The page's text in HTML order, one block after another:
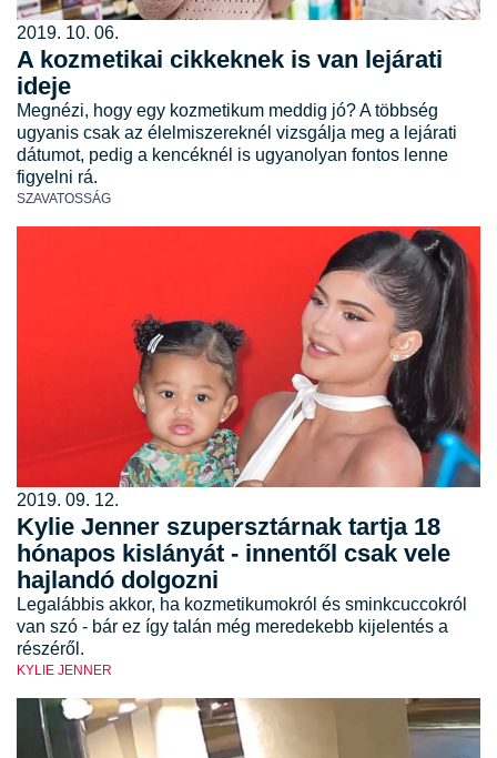
2019. 10. 06.
A kozmetikai cikkeknek is van lejárati
ideje
Megnézi, hogy egy kozmetikum meddig jó? A többség
ugyanis csak az élelmiszereknél vizsgálja meg a lejárati
dátumot, pedig a kencéknél is ugyanolyan fontos lenne
figyel­ni rá.
SZAVATOSSÁG
2019. 09. 12.
Kylie Jenner szupersztárnak tartja 18
hónapos kislányát - innentől csak vele
hajlandó dolgozni
Legalábbis akkor, ha kozmetikumokról és sminkcuccokról
van szó - bár ez így talán még meredekebb kijelentés a
részéről.
KYLIE JENNER